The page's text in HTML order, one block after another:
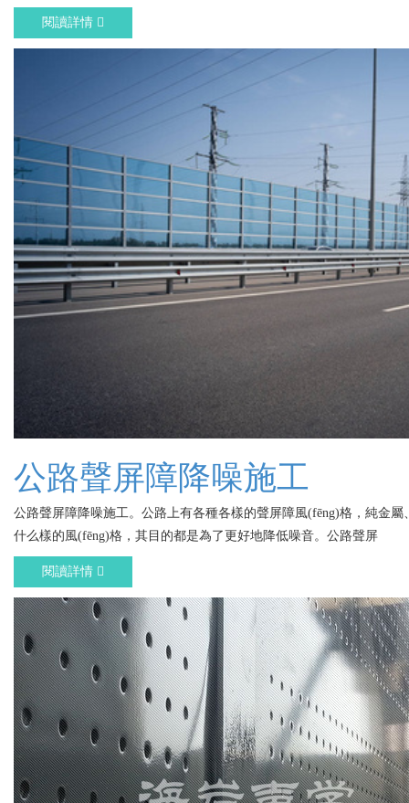
閱讀詳情
公路聲屏障降噪施工
公路聲屏障降噪施工。公路上有各種各樣的聲屏障風(fēng)格，純金屬
什么樣的風(fēng)格，其目的都是為了更好地降低噪音。公路聲屏
閱讀詳情